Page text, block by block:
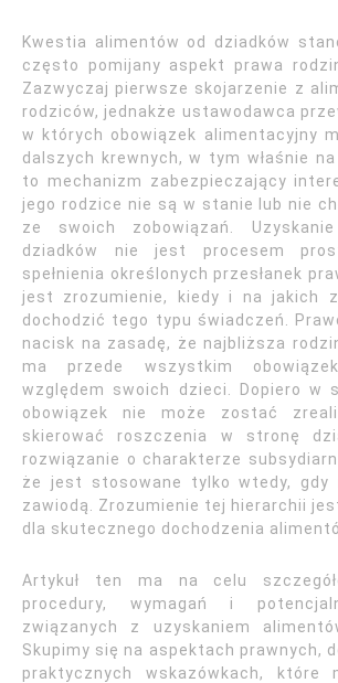
Kwestia alimentów od dziadków
często pomijany aspekt prawa
Zazwyczaj pierwsze skojarzenie z
rodziców, jednakże ustawodawca
w których obowiązek alimentacyjny
dalszych krewnych, w tym właśnie
to mechanizm zabezpieczający
jego rodzice nie są w stanie lub nie
ze swoich zobowiązań.
dziadków nie jest procesem
spełnienia określonych przesłanek
jest zrozumienie, kiedy i na jakich
dochodzić tego typu świadczeń.
nacisk na zasadę, że najbliższa
ma przede wszystkim
względem swoich dzieci. Dopiero w
obowiązek nie może zostać
skierować roszczenia w stronę
rozwiązanie o charakterze
że jest stosowane tylko wtedy, gdy
zawiodą. Zrozumienie tej hierarchii
dla skutecznego dochodzenia
Artykuł ten ma na celu
procedury, wymagań i
związanych z uzyskaniem
Skupimy się na aspektach prawnych,
praktycznych wskazówkach, które